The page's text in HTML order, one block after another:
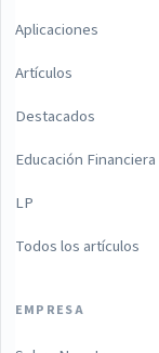
Aplicaciones
Artículos
Destacados
Educación Financiera
LP
Todos los artículos
EMPRESA